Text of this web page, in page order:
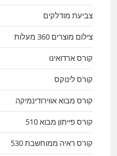
צביעת מודלקים
צילום מוצרים 360 מעלות
קורס ארדואינו
קורס לינוקס
קורס מבוא אווירודינמיקה
קורס פייתון מבוא 510
קורס ראיה ממוחשבת 530